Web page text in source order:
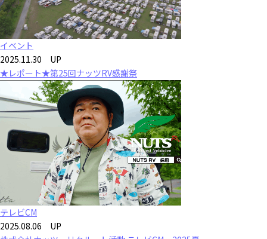
イベント
2025.11.30 UP
★レポート★第25回ナッツRV感謝祭
テレビCM
2025.08.06 UP